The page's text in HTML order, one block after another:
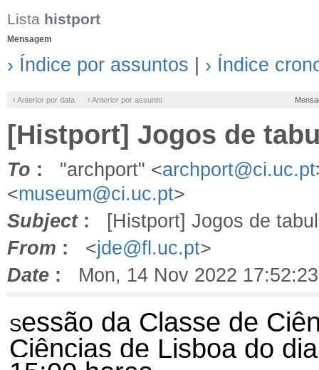
Lista histport
Mensagem
› Índice por assuntos › Índice
‹ Anterior por data ‹ Anterior por assunto
[Histport] Jogos de
To : "archport" <archport@ci.uc.pt
<museum@ci.uc.pt>
Subject: [Histport] Jogos de
From : <jde@fl.uc.pt>
Date : Mon, 14 Nov 2022
Sessão da Classe de
Ciências de Lisboa do